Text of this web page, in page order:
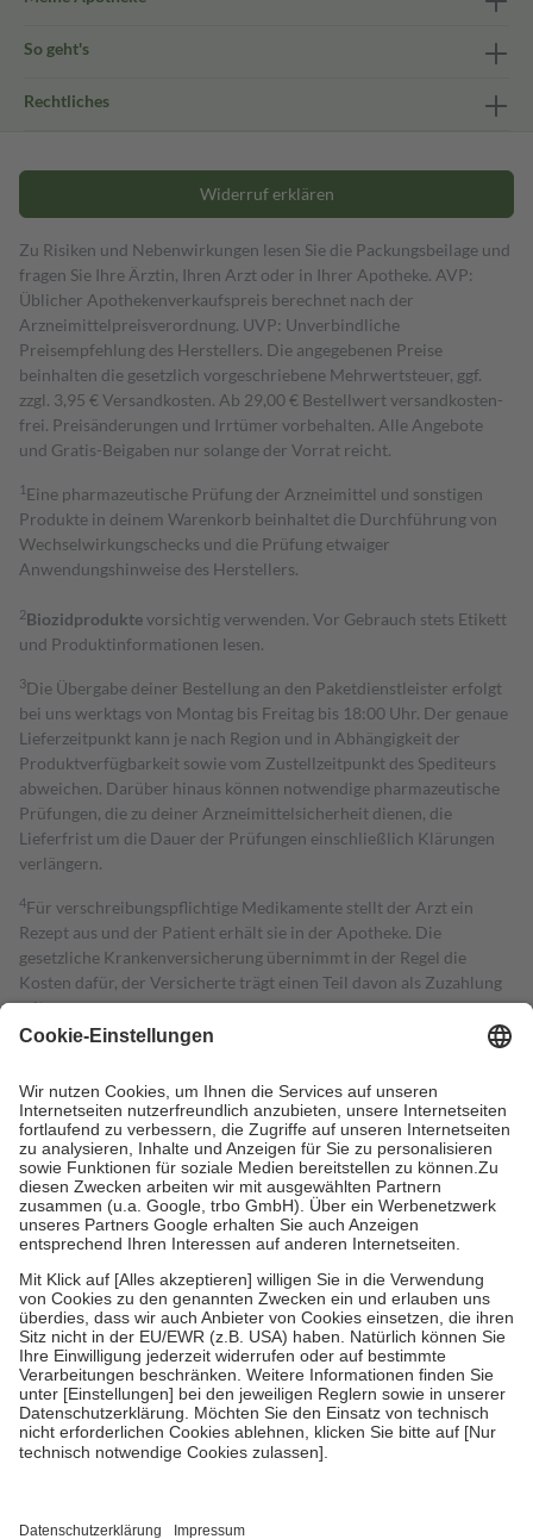
So geht's
Rechtliches
Widerruf erklären
Zu Risiken und Nebenwirkungen lesen Sie die Packungsbeilage und
fragen Sie Ihre Ärztin, Ihren Arzt oder in Ihrer Apotheke. AVP:
Üblicher Apothekenverkaufspreis berechnet nach der
Arzneimittelpreisverordnung. UVP: Unverbindliche
Preisempfehlung des Herstellers. Die angegebenen Preise
beinhalten die gesetzlich vorgeschriebene Mehrwertsteuer, ggf.
zzgl. 3,95 € Versandkosten. Ab 29,00 € Bestell­wert versand­kosten­
frei. Preisänderungen und Irrtümer vorbehalten. Alle Angebote
und Gratis-Beigaben nur solange der Vorrat reicht.
1 Eine pharmazeutische Prüfung der Arzneimittel und sonstigen
Produkte in deinem Warenkorb beinhaltet die Durchführung von
Wechselwirkungschecks und die Prüfung etwaiger
Anwendungshinweise des Herstellers.
2Biozidproduktevorsichtig verwenden. Vor Gebrauch stets Etikett
und Produktinformationen lesen.
3Die Übergabe deiner Bestellung an den Paketdienstleister erfolgt
bei uns werktags von Montag bis Freitag bis 18:00 Uhr. Der genaue
Lieferzeitpunkt kann je nach Region und in Abhängigkeit der
Produktverfügbarkeit sowie vom Zustellzeitpunkt des Spediteurs
abweichen. Darüber hinaus können notwendige pharmazeutische
Prüfungen, die zu deiner Arzneimittelsicherheit dienen, die
Lieferfrist um die Dauer der Prüfungen einschließlich Klärungen
verlängern.
4Für verschreibungspflichtige Medikamente stellt der Arzt ein
Rezept aus und der Patient erhält sie in der Apotheke. Die
gesetzliche Krankenversicherung übernimmt in der Regel die
Kosten dafür, der Versicherte trägt einen Teil davon als Zuzahlung
mit.
Grundsätzlich leisten Mitglieder Zuzahlungen in Höhe von zehn
höchstens zehn Euro.
Es sind jedoch nie mehr als die tatsächlichen
Kosten der Leistung zu entrichten.
Diese Regeln gelten grundsätzlich auch für Online-Apotheken.
Bei Heilmitteln und häuslicher Krankenpflege beträgt die
Zuzahlung zehn Prozent der Kosten sowie zehn Euro je
Verordnung.
Um das Engagement der Versicherten für ihre eigene Gesundheit zu
stärken und die besondere Stellung der Familie zu unterstützen,
fallenkeine Zuzahlungenan bei:
• Kindern und Jugendlichen bis zum vollendeten 18. Lebensjahr
mit Ausnahme der Fahrkosten
• Untersuchungen zur Vorsorge und Früherkennung, die von der
GKV getragen werden
• empfohlenen Schutzimpfungen
• Harn- und Blutteststreifen
getroffen, um sicherzustellen, dass es sich um echte Bewertungen